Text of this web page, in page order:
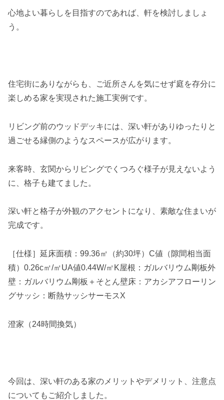
心地よい暮らしを目指すのであれば、軒を検討しましょ
う。
住宅街にありながらも、ご近所さんを気にせず庭を存分に
楽しめる家を実現された施工実例です。
リビング前のウッドデッキには、深い軒がありゆったりと
過ごせる縁側のようなスペースが広がります。
来客時、玄関からリビングでくつろぐ様子が見えないよう
に、格子も建てました。
深い軒と格子が外観のアクセントになり、素敵な住まいが
完成です。
［仕様］延床面積：99.36㎡（約30坪）C値（隙間相当面
積）0.26c㎡/㎡UA値0.44W/㎡K屋根：ガルバリウム剛板外
壁：ガルバリウム剛板＋そとん壁床：アカシアフローリン
グサッシ：断熱サッシサーモスX
澄家（24時間換気）
今回は、深い軒のある家のメリットやデメリット、注意点
についてもご紹介しました。